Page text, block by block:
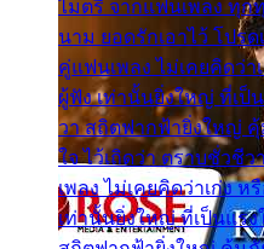
ไมตรี จากแฟนเพลง ทุ
นาม ยอดรักเอาไว้ โปร
คู่แฟนเพลง ไม่เคยคิดว่
ผู้ฟัง เท่านั้นยิ่งใหญ่ ที่เป็
วา สถิตฟากฟ้ายิ่งใหญ่
ใจ ไว้เถิดว่า ตราบชั่วชี
เพลง ไม่เคยคิดว่าเก่ง
เท่านั้นยิ่งใหญ่ ที่เป็นแรง